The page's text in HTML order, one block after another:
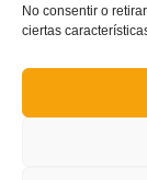
No consentir o
ciertasDOMINGO, 10